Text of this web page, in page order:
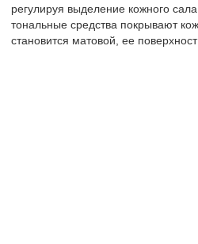
регулируя выделение кожного
тональные средства покрывают
становится матовой, ее